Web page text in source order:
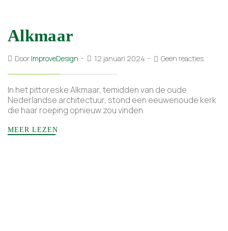
Alkmaar
Door ImproveDesign 12 januari 2024 Geen reacties
In het pittoreske Alkmaar, temidden van de oude
Nederlandse architectuur, stond een eeuwenoude kerk
die haar roeping opnieuw zou vinden.
MEER LEZEN